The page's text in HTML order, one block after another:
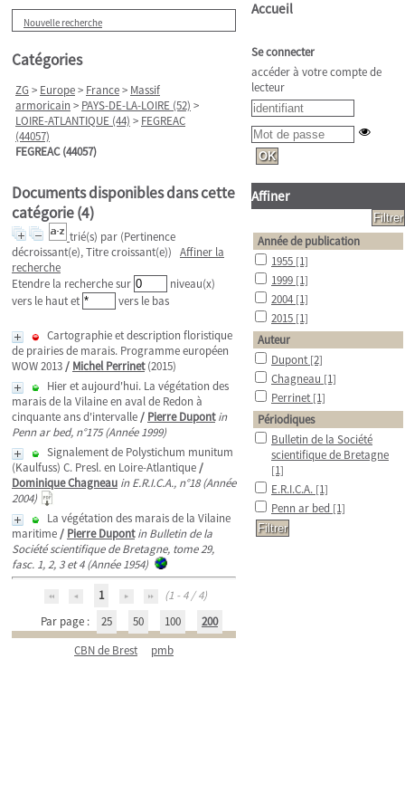
Nouvelle recherche
Catégories
ZG > Europe> France> Massif
armoricain > PAYS-DE-LA-LOIRE (52) >
LOIRE-ATLANTIQUE (44) > FEGREAC
(44057)
FEGREAC (44057)
Documents disponibles dans cette
catégorie (4)
trié(s) par (Pertinence
décroissant(e), Titre croissant(e)) Affiner la
recherche
Etendre la recherche sur
niveau(x)
vers le haut et
vers le bas
Cartographie et description floristique
de prairies de marais. Programme européen
WOW 2013/ Michel Perrinet(2015)
Hier et aujourd'hui. La végétation des
marais de la Vilaine en aval de Redon à
cinquante ans d'intervalle/ Pierre Dupont in
Penn ar bed, n°175 (Année 1999)
Signalement de Polystichum munitum
(Kaulfuss) C. Presl. en Loire-Atlantique/
Dominique Chagneau in E.R.I.C.A., n°18 (Année
2004)
La végétation des marais de la Vilaine
maritime/ Pierre Dupont in Bulletin de la
Société scientifique de Bretagne, tome 29,
fasc. 1, 2, 3 et 4 (Année 1954)
1
(1 - 4 / 4)
Par page :
25 50 100
200
CBN de Brest
pmb
Accueil
Se connecter
accéder à votre compte de
lecteur
Affiner
Année de publication
1955 [1]
1999 [1]
2004 [1]
2015 [1]
Auteur
Dupont [2]
Chagneau [1]
Perrinet [1]
Périodiques
Bulletin de la Société
scientifique de Bretagne
[1]
E.R.I.C.A. [1]
Penn ar bed [1]